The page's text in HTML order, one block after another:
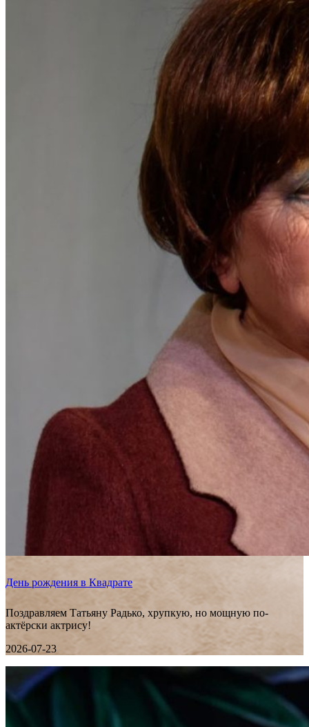
День рождения в Квадрате
Поздравляем Татьяну Радько, хрупкую, но мощную по-
актёрски актрису!
2026-07-23